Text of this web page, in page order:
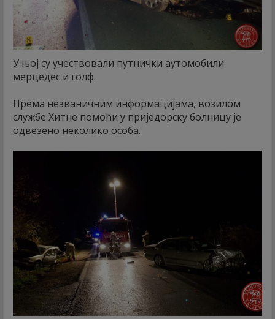
У њој су учествовали путнички аутомобили
мерцедес и голф.
Према незваничним информацијама, возилом
службе Хитне помоћи у приједорску болницу је
одвезено неколико особа.